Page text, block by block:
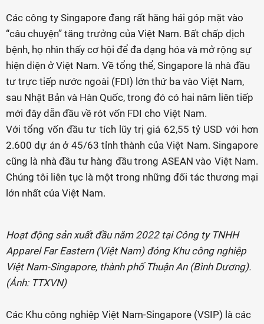
Các công ty Singapore đang rất hăng hái góp mặt vào
“câu chuyện” tăng trưởng của Việt Nam. Bất chấp dịch
bệnh, họ nhìn thấy cơ hội để đa dạng hóa và mở rộng sự
hiện diện ở Việt Nam. Về tổng thể, Singapore là nhà đầu
tư trực tiếp nước ngoài (FDI) lớn thứ ba vào Việt Nam,
sau Nhật Bản và Hàn Quốc, trong đó có hai năm liên tiếp
mới đây dẫn đầu về rót vốn FDI cho Việt Nam.
Với tổng vốn đầu tư tích lũy trị giá 62,55 tỷ USD với hơn
2.600 dự án ở 45/63 tỉnh thành của Việt Nam. Singapore
cũng là nhà đầu tư hàng đầu trong ASEAN vào Việt Nam.
Chúng tôi liên tục là một trong những đối tác thương mại
lớn nhất của Việt Nam.
Hoạt động sản xuất đầu năm 2022 tại Công ty TNHH
Apparel Far Eastern (Việt Nam) đóng Khu công nghiệp
Việt Nam-Singapore, thành phố Thuận An (Bình Dương).
(Ảnh: TTXVN)
Các Khu công nghiệp Việt Nam-Singapore (VSIP) là các